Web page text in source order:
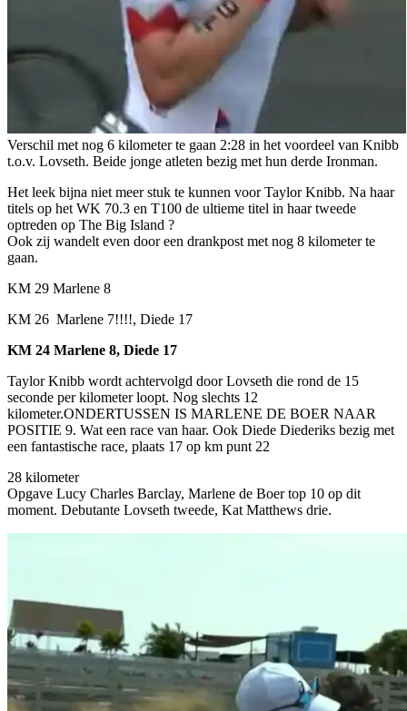
Verschil met nog 6 kilometer te gaan 2:28 in het voordeel van Knibb
t.o.v. Lovseth. Beide jonge atleten bezig met hun derde Ironman.
Het leek bijna niet meer stuk te kunnen voor Taylor Knibb. Na haar
titels op het WK 70.3 en T100 de ultieme titel in haar tweede
optreden op The Big Island ?
Ook zij wandelt even door een drankpost met nog 8 kilometer te
gaan.
KM 29 Marlene 8
KM 26 Marlene 7!!!!, Diede 17
KM 24 Marlene 8, Diede 17
Taylor Knibb wordt achtervolgd door Lovseth die rond de 15
seconde per kilometer loopt. Nog slechts 12
kilometer.ONDERTUSSEN IS MARLENE DE BOER NAAR
POSITIE 9. Wat een race van haar. Ook Diede Diederiks bezig met
een fantastische race, plaats 17 op km punt 22
28 kilometer
Opgave Lucy Charles Barclay, Marlene de Boer top 10 op dit
moment. Debutante Lovseth tweede, Kat Matthews drie.